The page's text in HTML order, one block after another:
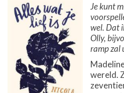
Je kunt
wel. Dat
Olly,
ramp zal
wereld.